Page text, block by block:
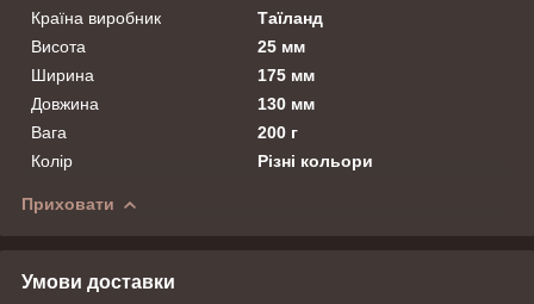
Країна виробник
Таїланд
Висота
25 мм
Ширина
175 мм
Довжина
130 мм
Вага
200 г
Колір
Різні кольори
Приховати
Умови доставки